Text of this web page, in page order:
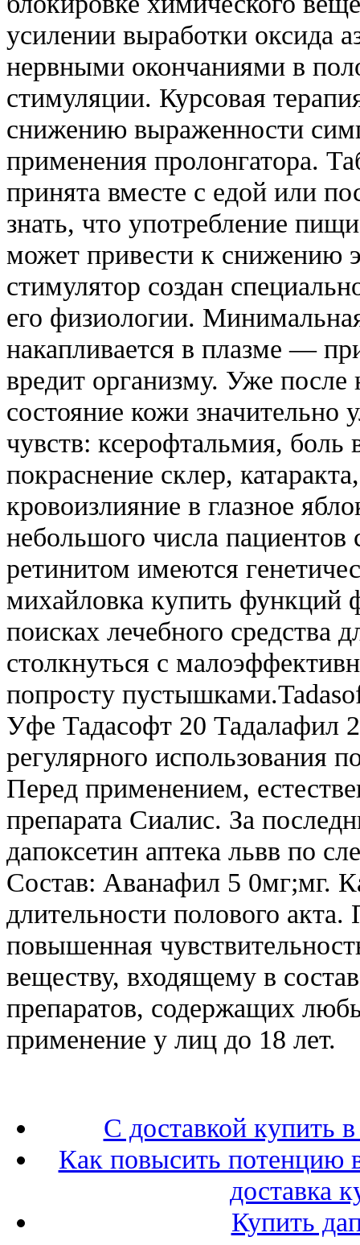
усилении выработки оксида
нервными окончаниями в
стимуляции. Курсовая
снижению выраженности
применения пролонгатора.
принята вместе с едой или
знать, что употребление
может привести к снижению
стимулятор создан
его физиологии.
накапливается в плазме —
вредит организму. Уже после
состояние кожи
чувств: ксерофтальмия, боль
покраснение склер,
кровоизлияние в глазное
небольшого числа
ретинитом имеются
михайловка купить функций
поисках лечебного средства
столкнуться с
попросту
Уфе Тадасофт 20 Тадалафил
регулярного использования
Перед применением,
препарата Сиалис. За
дапоксетин аптека львв по
Состав: Аванафил 5 0мг;мг.
длительности полового
повышенная
веществу, входящему в
препаратов, содержащих
применение у лиц до 18 лет.
С доставкой купить
Как повысить потенцию
доставка
Купить